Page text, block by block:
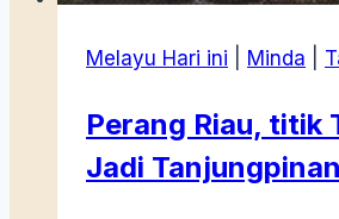
Melayu Hari ini Minda
Perang Riau, titik
Jadi